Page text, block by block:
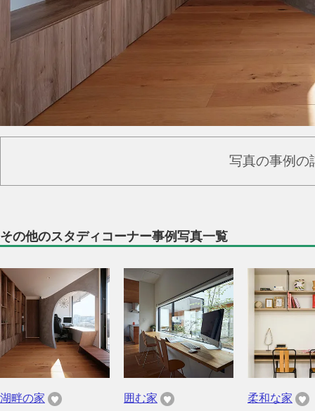
写真の事例の
その他のスタディコーナー事例写真一覧
湖畔の家 囲む家 柔和な家